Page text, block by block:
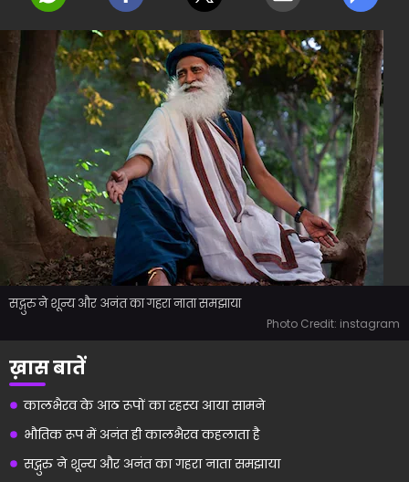
सद्गुरु ने शून्य और अनंत का गहरा नाता समझाया
Photo Credit: instagram
ख़ास बातें
कालभैरव के आठ रूपों का रहस्य आया सामने
भौतिक रूप में अनंत ही कालभैरव कहलाता है
सद्गुरु ने शून्य और अनंत का गहरा नाता समझाया